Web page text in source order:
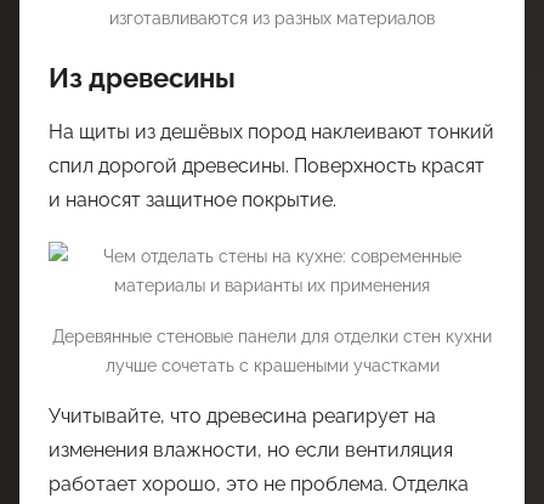
изготавливаются из разных материалов
Из древесины
На щиты из дешёвых пород наклеивают тонкий
спил дорогой древесины. Поверхность красят
и наносят защитное покрытие.
Деревянные стеновые панели для отделки стен кухни
лучше сочетать с крашеными участками
Учитывайте, что древесина реагирует на
изменения влажности, но если вентиляция
работает хорошо, это не проблема. Отделка